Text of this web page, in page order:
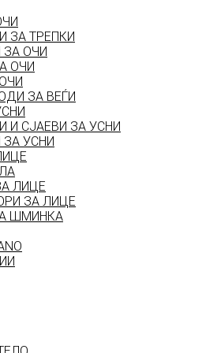
ЗА ТРЕПКИ
ОЧИ
ОЧИ
ЗА ВЕЃИ
И СЈАЕВИ ЗА УСНИ
УСНИ
ЛИЦЕ
ЗА ЛИЦЕ
ШМИНКА